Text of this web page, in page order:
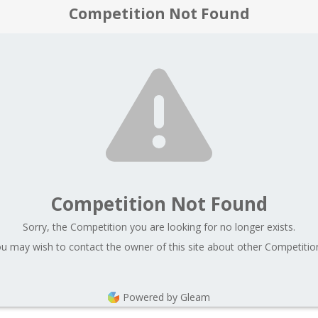
Competition Not Found
Competition Not Found
Sorry, the Competition you are looking for no longer exists.
may wish to contact the owner of this site about other
Powered by Gleam